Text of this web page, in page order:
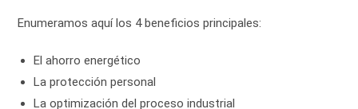
Enumeramos aquí los 4 beneficios principales:
El ahorro energético
La protección personal
La optimización del proceso industrial